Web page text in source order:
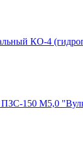
КО-4
ПЗС-150 М5,0